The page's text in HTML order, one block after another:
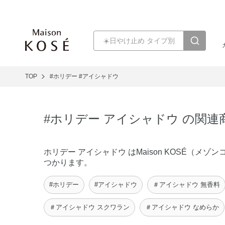
TOP #ホリデー #アイシャドウ
#ホリデー アイシャドウ の関連
ホリデー アイシャドウ はMaison KOSÉ（メゾン
つかります。
#ホリデー #アイシャドウ ＃アイシャドウ 無香料
＃アイシャドウ スクワラン ＃アイシャドウ なめらか